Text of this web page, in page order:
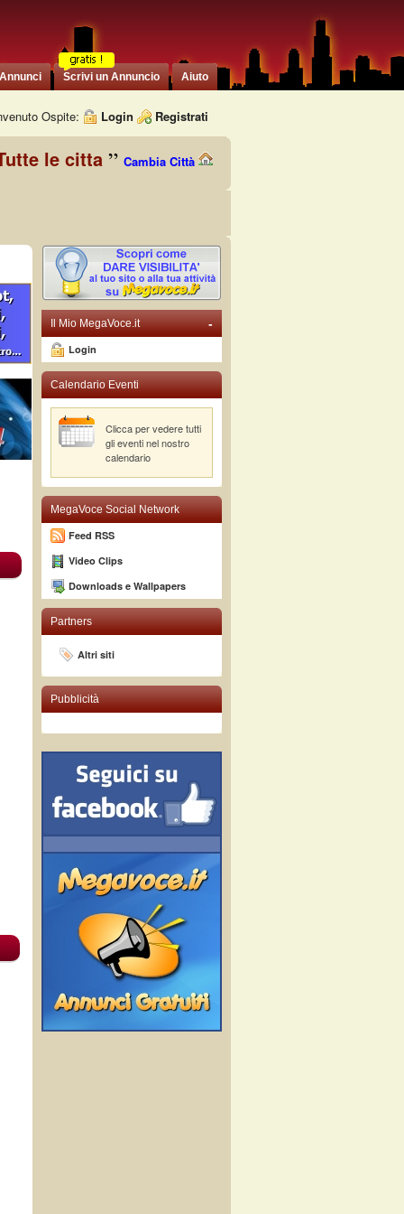
Scrivi un Annuncio Aiuto
Ospite: Login Registrati
le citta Cambia Città
-
Il Mio MegaVoce.it
Login
Calendario Eventi
Clicca per vedere tutti
gli eventi nel nostro
calendario
MegaVoce Social Network
Feed RSS
Video Clips
Downloads e Wallpapers
Partners
Altri siti
Pubblicità